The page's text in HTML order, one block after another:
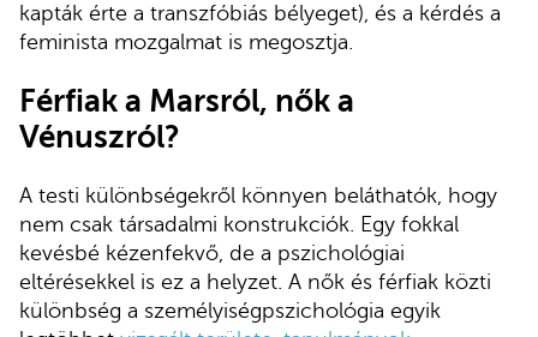
kapták érte a transzfóbiás bélyeget), és a kérdés a
feminista mozgalmat is megosztja.
Férfiak a Marsról, nők a
Vénuszról?
A testi különbségekről könnyen beláthatók, hogy
nem csak társadalmi konstrukciók. Egy fokkal
kevésbé kézenfekvő, de a pszichológiai
eltérésekkel is ez a helyzet. A nők és férfiak közti
különbség a személyiségpszichológia egyik